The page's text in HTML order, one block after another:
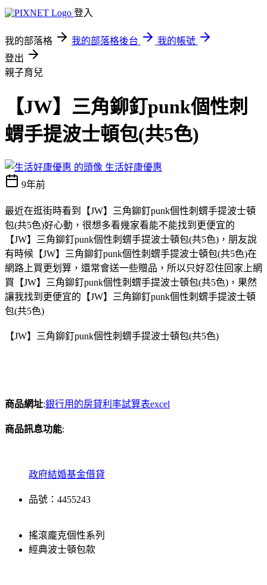
登入
我的部落格 我的部落格後台
我的帳號
登出
親子育兒
【JW】三角鉚釘punk個性刺
蝟手提波士頓包(共5色)
生活好康優惠
9年前
最近在逛街時看到【JW】三角鉚釘punk個性刺蝟手提波士頓
包(共5色)好心動，很想多看幾家看能不能找到更便宜的
【JW】三角鉚釘punk個性刺蝟手提波士頓包(共5色)，朋友說
有時候【JW】三角鉚釘punk個性刺蝟手提波士頓包(共5色)在
網路上買更划算，還常會送一些贈品，所以只好忍住回家上網
買【JW】三角鉚釘punk個性刺蝟手提波士頓包(共5色)，果然
讓我找到更便宜的【JW】三角鉚釘punk個性刺蝟手提波士頓
包(共5色)
【JW】三角鉚釘punk個性刺蝟手提波士頓包(共5色)
商品網址:銀行用的房貸利率試算表excel
商品訊息功能:
政府結婚基金借貸
品號：4455243
搖滾龐克個性系列
經典波士頓包款